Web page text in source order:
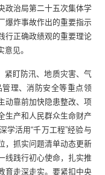
政治局第二十五次集体学
爆炸事故作出的重要指示
行正确政绩观的重要理论
见。
紧盯防汛、地质灾害、气
理、消防安全等重点领
动靠前加快隐患整改、项
生产和人民群众生命财产
学活用“千万工程”经验与
，抓实问题清单动态更新
线践行初心使命，扎实推
育走深走实。要紧扣中央